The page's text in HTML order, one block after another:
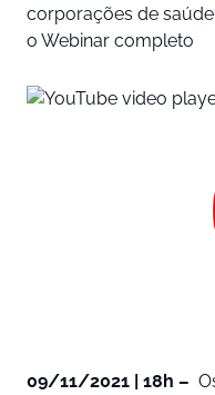
corporações de
o Webinar completo
09/11/2021 | 18h –